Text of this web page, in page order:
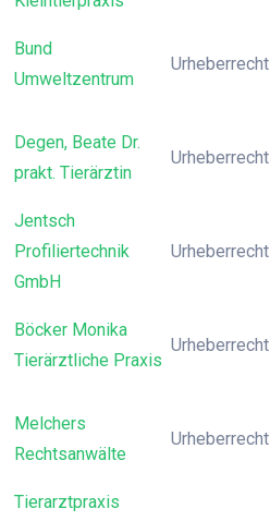
Bund
Umweltzentrum
Urheberrecht
Degen, Beate Dr.
prakt. Tierärztin
Urheberrecht
Jentsch
Profiliertechnik
GmbH
Urheberrecht
Böcker Monika
Tierärztliche Praxis
Urheberrecht
Melchers
Rechtsanwälte
Urheberrecht
Tierarztpraxis